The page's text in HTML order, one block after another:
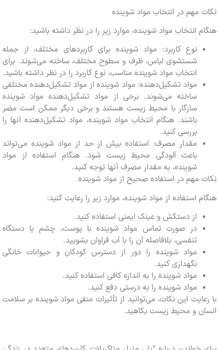
مهم در انتخاب مواد شوینده
انتخاب مواد شوینده، موارد زیر را در نظر داشته باشید:
نوع کاربرد: مواد شوینده برای کاربردهای مختلف، از جمله
شستشوی لباس، ظرف و سطوح مختلف، ساخته می‌شوند. برای
انتخاب مواد شوینده مناسب، نوع کاربرد را در نظر داشته باشید.
مواد تشکیل‌دهنده: مواد شوینده از مواد تشکیل‌دهنده مختلفی
ساخته می‌شوند. برخی از مواد تشکیل‌دهنده مواد شوینده
سازگار با محیط زیست هستند و برخی دیگر ممکن است مضر
باشند. هنگام انتخاب مواد شوینده، مواد تشکیل‌دهنده آنها را
بررسی کنید.
مقدار مصرف: استفاده بیش از حد از مواد شوینده می‌تواند
باعث آلودگی محیط زیست شود. هنگام استفاده از مواد
شوینده، به مقدار مصرف آنها توجه کنید.
مهم در استفاده صحیح از مواد شوینده
استفاده از مواد شوینده، موارد زیر را رعایت کنید:
از دستکش و عینک ایمنی استفاده کنید.
در صورت تماس مواد شوینده با پوست، چشم یا دستگاه
تنفسی، بلافاصله آن را با آب فراوان بشویید.
مواد شوینده را دور از دسترس کودکان و حیوانات خانگی
نگهداری کنید.
مواد شوینده را به اندازه کافی استفاده کنید.
مواد شوینده را به درستی دفع کنید.
این نکات، می‌توانید از تأثیرات منفی مواد شوینده بر سلامت
و محیط زیست بکاهید.